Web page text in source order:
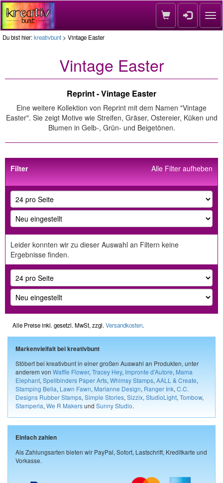
Du bist hier:kreativbunt > Vintage Easter
Vintage Easter
Reprint - Vintage Easter
Eine weitere Kollektion von Reprint mit dem Namen "Vintage
Easter". Sie zeigt Motive wie Streifen, Gräser, Ostereier, Küken und
Blumen in Gelb-, Grün- und Beigetönen.
Alle Filter aufheben
Filter
Leider konnten wir zu dieser Auswahl an Filtern keine
Ergebnisse finden.
Alle Preise inkl. gesetzl. MwSt, zzgl. Versandkosten.
Markenvielfalt bei kreativbunt
Stöbert bei kreativbunt in einer großen Auswahl an Produkten, unter
anderem von Waffle Flower, Tracey Hey, Impronte d'Autore, Mama
Elephant, Spellbinders Paper Arts, Whimsy Stamps, AALL & Create,
Stamping Bella, Lawn Fawn, Marianne Design, Ranger Ink, C.C.
Designs Rubber Stamps, Simple Stories, Sizzix, StudioLight, Tombow,
Stamperia, We R Makersund Sunny Studio.
Einfach zahlen
Als Zahlungsarten bieten wir PayPal, Sofort, Lastschrift, Kreditkarte und
Vorkasse.